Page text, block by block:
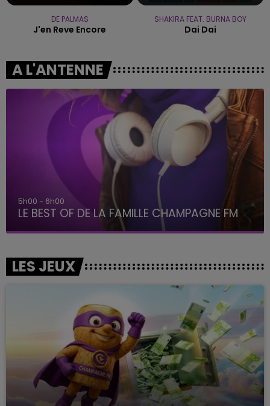
DE PALMAS
J'en Reve Encore
SHAKIRA FEAT. BURNA BOY
Dai Dai
A L'ANTENNE
5h00 - 6h00
LE BEST OF DE LA FAMILLE CHAMPAGNE FM
LES JEUX